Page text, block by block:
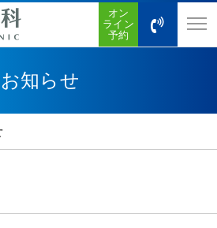
オン
ライン
予約
お知らせ